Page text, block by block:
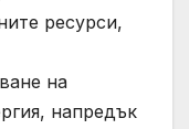
ресурси,
на
напредък